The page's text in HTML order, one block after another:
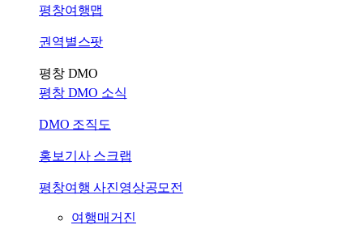
평창여행맵
권역별스팟
평창 DMO
평창 DMO 소식
DMO 조직도
홍보기사 스크랩
평창여행 사진영상공모전
여행매거진